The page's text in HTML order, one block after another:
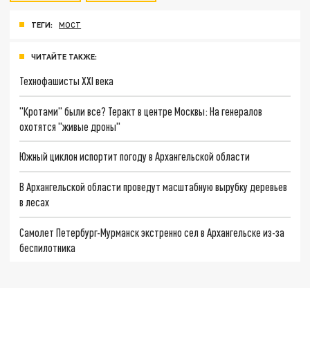
ТЕГИ: МОСТ
ЧИТАЙТЕ ТАКЖЕ:
Технофашисты XXI века
"Кротами" были все? Теракт в центре Москвы: На генералов
охотятся "живые дроны"
Южный циклон испортит погоду в Архангельской области
В Архангельской области проведут масштабную вырубку деревьев
в лесах
Самолет Петербург-Мурманск экстренно сел в Архангельске из-за
беспилотника